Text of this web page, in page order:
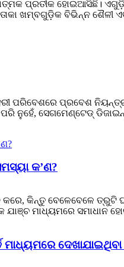
ପ୍ରତୀକ ହୋଇଆସିଛି।
ଖମ୍ବଗୁଡ଼ିକ ବିଭିନ୍ନ ଶୈଳୀ
ପରିବେଶରେ ପ୍ରବେଶ
ସେଗମେଣ୍ଟେଡ୍ ଡିଜାଇନ୍
କ’ଣ?
କରେ, କିନ୍ତୁ ବେଳେବେଳେ
ଯାଞ୍ଚ ମାଧ୍ୟମରେ ସମାଧାନ
ମାଧ୍ୟମରେ